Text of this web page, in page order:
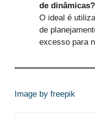
de dinâmicas?
O ideal é
de
excesso para
Image by freepik